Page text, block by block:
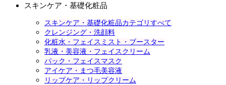
スキンケア・基礎化粧品
スキンケア・基礎化粧品カテゴリすべて
クレンジング・洗顔料
化粧水・フェイスミスト・ブースター
乳液・美容液・フェイスクリーム
パック・フェイスマスク
アイケア・まつ毛美容液
リップケア・リップクリーム